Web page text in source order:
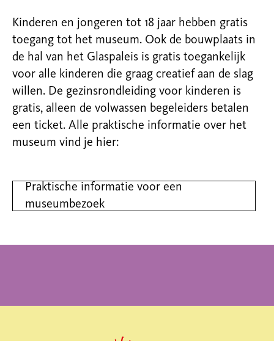
Kinderen en jongeren tot 18 jaar hebben gratis
toegang tot het museum. Ook de bouwplaats in
de hal van het Glaspaleis is gratis toegankelijk
voor alle kinderen die graag creatief aan de slag
willen. De gezinsrondleiding voor kinderen is
gratis, alleen de volwassen begeleiders betalen
een ticket. Alle praktische informatie over het
museum vind je hier:
Praktische informatie voor een
museumbezoek